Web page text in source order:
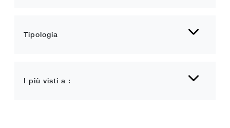
Tipologia
I più visti a :